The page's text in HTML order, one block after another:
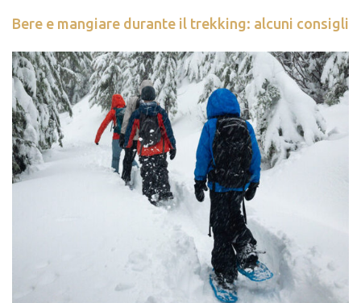
Bere e mangiare durante il trekking: alcuni consigli